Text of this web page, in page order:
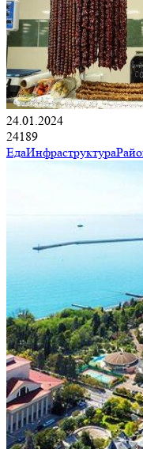
24.01.2024
24189
ЕдаИнфраструктура